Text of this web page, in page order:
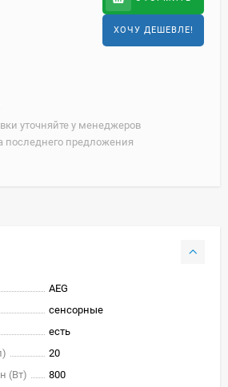
ХОЧУ ДЕШЕВЛЕ!
уточняйте у менеджеров
последнего предложения
AEG
сенсорные
есть
20
(Вт)
800